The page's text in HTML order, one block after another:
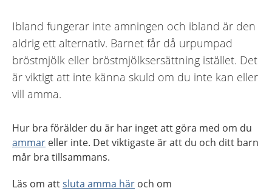
Ibland fungerar inte amningen och ibland är den
aldrig ett alternativ. Barnet får då urpumpad
bröstmjölk eller bröstmjölksersättning istället. Det
är viktigt att inte känna skuld om du inte kan eller
vill amma.
Hur bra förälder du är har inget att göra med om du
ammar eller inte. Det viktigaste är att du och ditt barn
mår bra tillsammans.
Läs om attsluta amma här och om